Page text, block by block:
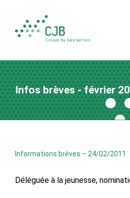
Infos brèves - février
Informations brèves – 24/02/2011
Déléguée à la jeunesse,